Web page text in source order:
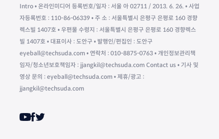
Intro • 온라인미디어 등록번호/일자 : 서울 아 02711 / 2013. 6. 26. • 사업
자등록번호 : 110-86-06339 • 주 소 : 서울특별시 은평구 은평로 160 경향
렉스빌 1407호 • 우편물 수령지 : 서울특별시 은평구 은평로 160 경향렉스
빌 1407호 • 대표이사 : 도안구 • 발행인/편집인 : 도안구
eyeball@techsuda.com • 연락처 : 010-8875-0763 • 개인정보관리책
임자/청소년보호책임자 : jjangkil@techsuda.com Contact us • 기사 및
영상 문의 : eyeball@techsuda.com • 제휴/광고 :
jjangkil@techsuda.com